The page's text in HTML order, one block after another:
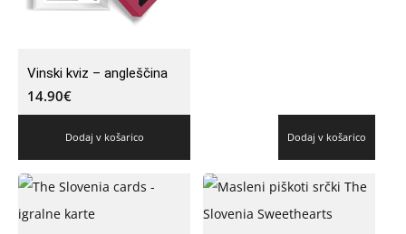
Vinski kviz – angleščina
14.90€
Dodaj v košarico Dodaj v košarico